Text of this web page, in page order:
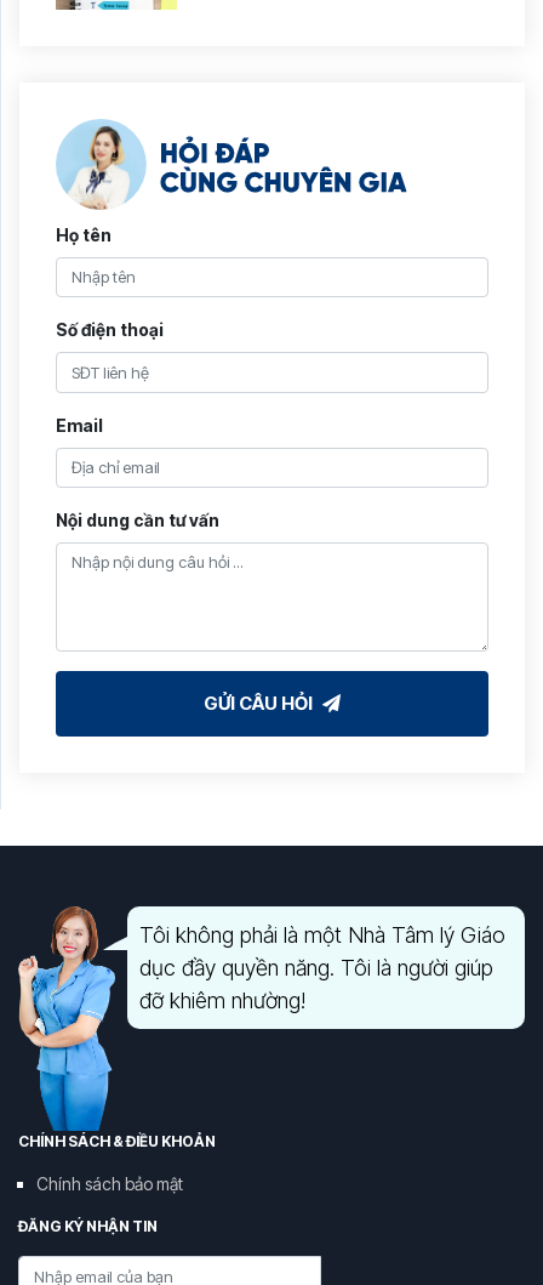
Họ tên
Số điện thoại
Email
Nội dung cần tư vấn
GỬI CÂU HỎI
Tôi không phải là một Nhà Tâm lý Giáo
dục đầy quyền năng. Tôi là người giúp
đỡ khiêm nhường!
CHÍNH SÁCH & ĐIỀU KHOẢN
Chính sách bảo mật
ĐĂNG KÝ NHẬN TIN